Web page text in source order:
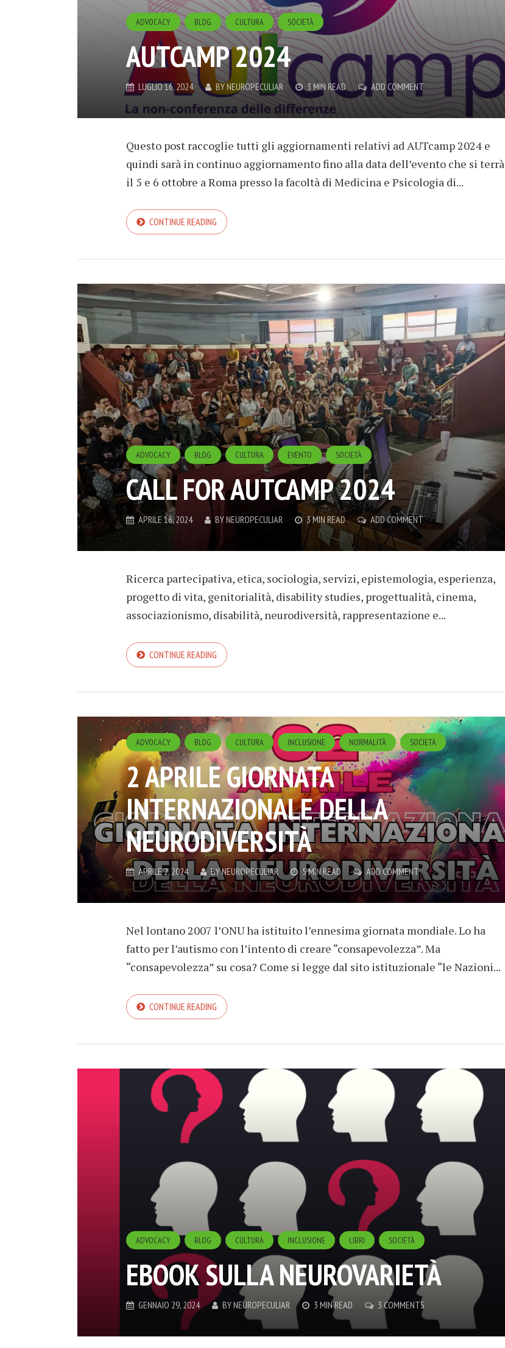
ADVOCACY BLOG CULTURA SOCIETÀ
AUTCAMP 2024
LUGLIO 16, 2024 BYNEUROPECULIAR 3 MIN READ ADD COMMENT
Questo post raccoglie tutti gli aggiornamenti relativi ad AUTcamp 2024 e
quindi sarà in continuo aggiornamento fino alla data dell’evento che si terrà
il 5 e 6 ottobre a Roma presso la facoltà di Medicina e Psicologia di...
CONTINUE READING
ADVOCACY BLOG CULTURA EVENTO SOCIETÀ
CALL FOR AUTCAMP 2024
APRILE 16, 2024 BYNEUROPECULIAR 3 MIN READ ADD COMMENT
Ricerca partecipativa, etica, sociologia, servizi, epistemologia, esperienza,
progetto di vita, genitorialità, disability studies, progettualità, cinema,
associazionismo, disabilità, neurodiversità, rappresentazione e...
CONTINUE READING
ADVOCACY BLOG CULTURA INCLUSIONE NORMALITÀ SOCIETÀ
2 APRILE GIORNATA
INTERNAZIONALE DELLA
NEURODIVERSITÀ
APRILE 2, 2024 BYNEUROPECULIAR 5 MIN READ ADD COMMENT
Nel lontano 2007 l’ONU ha istituito l’ennesima giornata mondiale. Lo ha
fatto per l’autismo con l’intento di creare “consapevolezza”. Ma
“consapevolezza” su cosa? Come si legge dal sito istituzionale “le Nazioni...
CONTINUE READING
ADVOCACY BLOG CULTURA INCLUSIONE LIBRI SOCIETÀ
EBOOK SULLA NEUROVARIETÀ
GENNAIO 29, 2024 BYNEUROPECULIAR 3 MIN READ 3 COMMENTS